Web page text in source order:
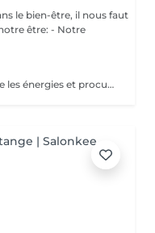
le bien-être, il nous faut
- Notre
Le Reiki est une méthode qui équilibre les énergies et procure un apaisement physique, psychique et émotionnel. Lors d'une séance de Reiki (Rei signifie esprit-conscience, Ki signifie énergie-sensation), le praticien dirige l'énergie universelle vers les zones du corps qui en ont le plus besoin, faisant en sorte que l'énergie circule uniformément et harmonieusement. Une séance permet : d'apaiser le corps et l'esprit de procurer un sentiment de bien-être d'harmoniser la circulation de l'énergie de favoriser un état de relaxation de soutenir le potentiel de guérison de retrouver un sommeil réparateur retrouver une meilleure circulation sanguine réduire les douleurs physiques réduire le stress Les séances de reiki peuvent être pratiquées à titre préventif, ou en accompagnement des soins médicaux, mais ne peuvent en aucun cas, se substituer aux traitements médicaux. Paiement sur place en espèces.